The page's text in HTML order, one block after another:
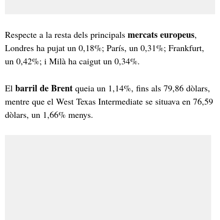
Respecte a la resta dels principals mercats europeus,
Londres ha pujat un 0,18%; París, un 0,31%; Frankfurt,
un 0,42%; i Milà ha caigut un 0,34%.
El barril de Brent queia un 1,14%, fins als 79,86 dòlars,
mentre que el West Texas Intermediate se situava en 76,59
dòlars, un 1,66% menys.